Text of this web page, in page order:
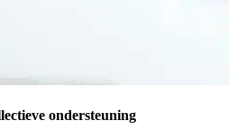
ondersteuning